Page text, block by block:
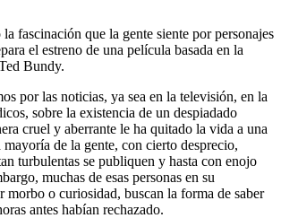
fascinación que la gente siente por personajes
el estreno de una película basada en la
Bundy.
por las noticias, ya sea en la televisión, en la
sobre la existencia de un despiadado
cruel y aberrante le ha quitado la vida a una
mayoría de la gente, con cierto desprecio,
turbulentas se publiquen y hasta con enojo
muchas de esas personas en su
morbo o curiosidad, buscan la forma de saber
antes habían rechazado.